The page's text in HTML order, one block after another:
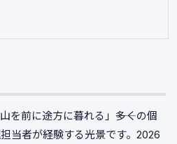
を前に途方に暮れる」――多くの個
当者が経験する光景です。2026